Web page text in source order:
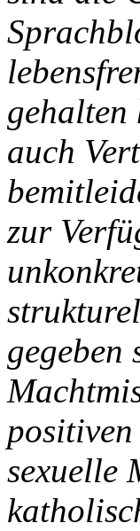
gehalten
auch
zur
sexuelle